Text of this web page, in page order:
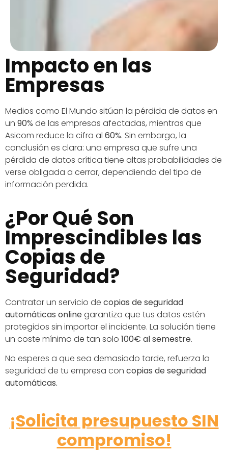
Impacto en las
Empresas
Medios como El Mundo sitúan la pérdida de datos en
un 90% de las empresas afectadas, mientras que
Asicom reduce la cifra al 60%. Sin embargo, la
conclusión es clara: una empresa que sufre una
pérdida de datos crítica tiene altas probabilidades de
verse obligada a cerrar, dependiendo del tipo de
información perdida.
¿Por Qué Son
Imprescindibles las
Copias de
Seguridad?
Contratar un servicio de copias de seguridad
automáticas onlinegarantiza que tus datos estén
protegidos sin importar el incidente. La solución tiene
un coste mínimo de tan solo 100€ al semestre.
No esperes a que sea demasiado tarde, refuerza la
seguridad de tu empresa con copias de seguridad
automáticas.
¡Solicita presupuesto SIN
compromiso!